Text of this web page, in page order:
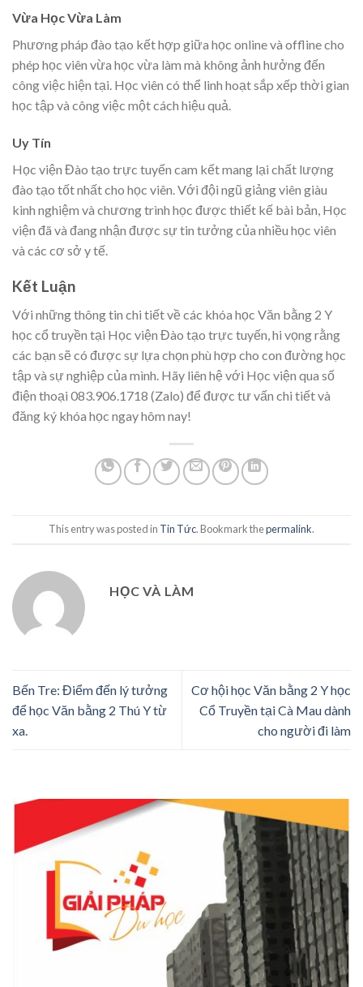
Vừa Học Vừa Làm
Phương pháp đào tạo kết hợp giữa học online và offline cho
phép học viên vừa học vừa làm mà không ảnh hưởng đến
công việc hiện tại. Học viên có thể linh hoạt sắp xếp thời gian
học tập và công việc một cách hiệu quả.
Uy Tín
Học viện Đào tạo trực tuyến cam kết mang lại chất lượng
đào tạo tốt nhất cho học viên. Với đội ngũ giảng viên giàu
kinh nghiệm và chương trình học được thiết kế bài bản, Học
viện đã và đang nhận được sự tin tưởng của nhiều học viên
và các cơ sở y tế.
Kết Luận
Với những thông tin chi tiết về các khóa học Văn bằng 2 Y
học cổ truyền tại Học viện Đào tạo trực tuyến, hi vọng rằng
các bạn sẽ có được sự lựa chọn phù hợp cho con đường học
tập và sự nghiệp của mình. Hãy liên hệ với Học viện qua số
điện thoại 083.906.1718 (Zalo) để được tư vấn chi tiết và
đăng ký khóa học ngay hôm nay!
This entry was posted in Tin Tức. Bookmark thepermalink.
HỌC VÀ LÀM
Bến Tre: Điểm đến lý tưởng
để học Văn bằng 2 Thú Y từ
xa.
Cơ hội học Văn bằng 2 Y học
Cổ Truyền tại Cà Mau dành
cho người đi làm